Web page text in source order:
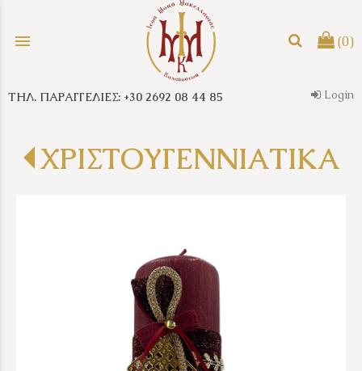
menu (0)
search
ΤΗΛ. ΠΑΡΑΓΓΕΛΙΕΣ: +30 2692 08 44 85 Login
ΧΡΙΣΤΟΥΓΕΝΝΙΑΤΙΚΑ